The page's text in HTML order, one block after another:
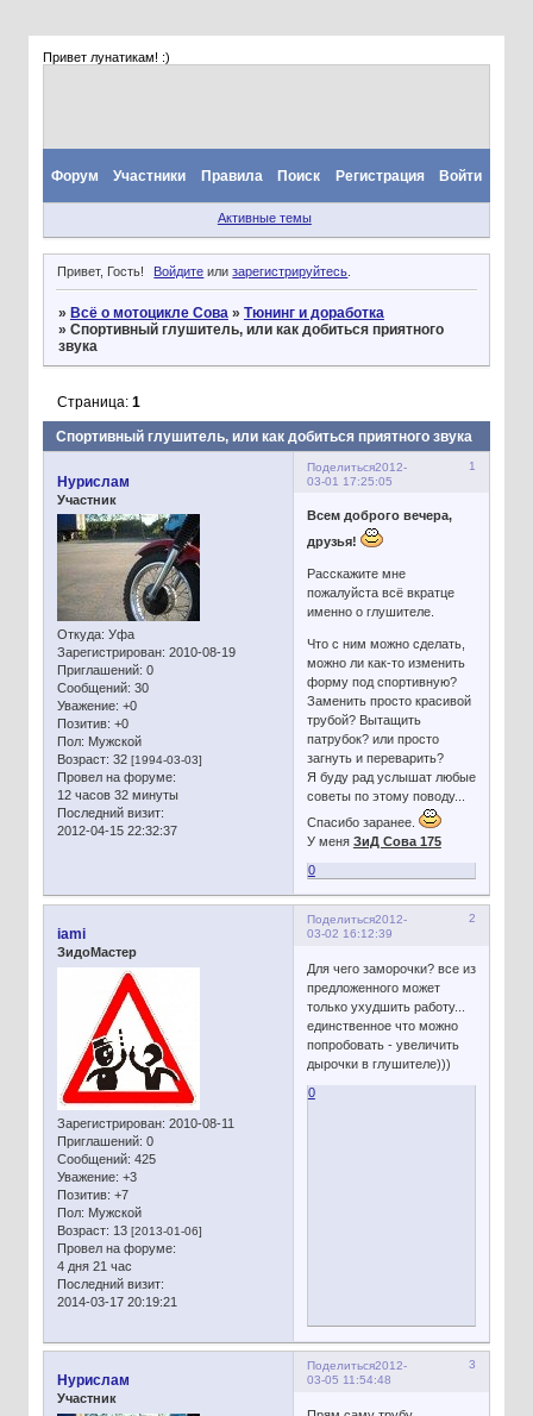
Привет лунатикам! :)
Форум Участники Правила Поиск Регистрация Войти
Активные темы
Привет, Гость! Войдите илизарегистрируйтесь.
» Всё о мотоцикле Сова » Тюнинг и доработка
» Спортивный глушитель, или как добиться приятного
звука
Спортивный глушитель, или как добиться приятного звука
Страница: 1
Поделиться 1
2012-
03-01 17:25:05
Нурислам
Участник
Откуда: Уфа
Зарегистрирован: 2010-08-19
Приглашений: 0
Сообщений: 30
Уважение: +0
Позитив: +0
Пол: Мужской
Возраст: 32 [1994-03-03]
Провел на форуме:
12 часов 32 минуты
Последний визит:
2012-04-15 22:32:37
Всем доброго вечера,
друзья!
Расскажите мне
пожалуйста всё вкратце
именно о глушителе.
Что с ним можно сделать,
можно ли как-то изменить
форму под спортивную?
Заменить просто красивой
трубой? Вытащить
патрубок? или просто
загнуть и переварить?
Я буду рад услышат любые
советы по этому поводу...
Спасибо заранее.
У меня ЗиД Сова 175
0
Поделиться 2
2012-
03-02 16:12:39
iami
ЗидоМастер
Зарегистрирован: 2010-08-11
Приглашений: 0
Сообщений: 425
Уважение: +3
Позитив: +7
Пол: Мужской
Возраст: 13 [2013-01-06]
Провел на форуме:
4 дня 21 час
Последний визит:
2014-03-17 20:19:21
Для чего заморочки? все из
предложенного может
только ухудшить работу...
единственное что можно
попробовать - увеличить
дырочки в глушителе)))
0
Поделиться 3
2012-
03-05 11:54:48
Нурислам
Участник